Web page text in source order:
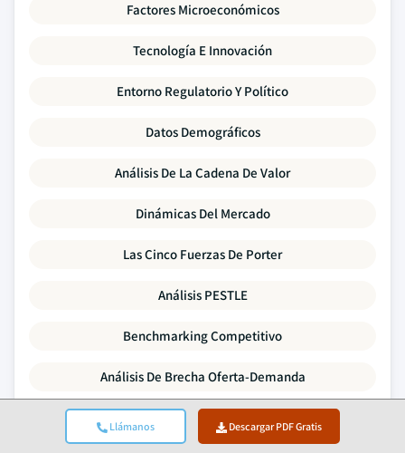
Llámanos Descargar PDF Gratis
Factores Microeconómicos
Tecnología E Innovación
Entorno Regulatorio Y Político
Datos Demográficos
Análisis De La Cadena De Valor
Dinámicas Del Mercado
Las Cinco Fuerzas De Porter
Análisis PESTLE
Benchmarking Competitivo
Análisis De Brecha Oferta-Demanda
Tendencias De Precios